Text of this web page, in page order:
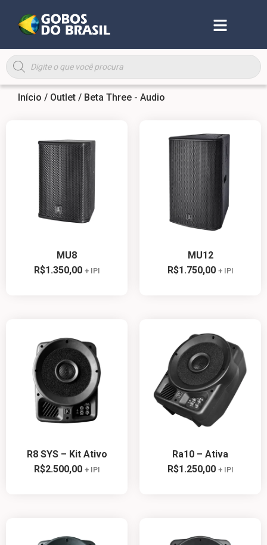
Início / Outlet / Beta Three - Audio
MU8
R$1.350,00 + IPI
MU12
R$1.750,00 + IPI
R8 SYS – Kit Ativo
R$2.500,00 + IPI
Ra10 – Ativa
R$1.250,00 + IPI